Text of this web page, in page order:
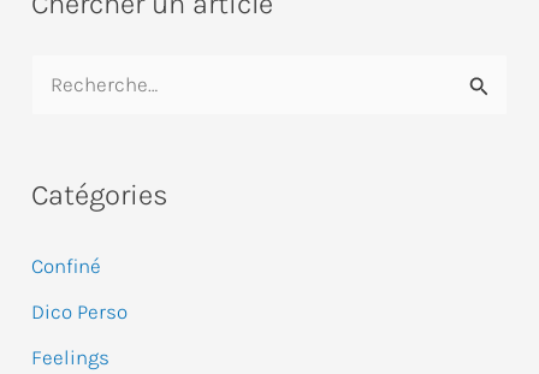
h
r
c
h
Catégories
Confiné
Dico Perso
Feelings